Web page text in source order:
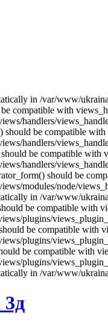
in /var/www/
compatible with
handlers/
be compatible
handlers/
be compatible
handlers/
should be
modules/node/
in /var/www/
be compatible with
plugins/
be compatible with
plugins/
be compatible with
plugins/
in /var/www/